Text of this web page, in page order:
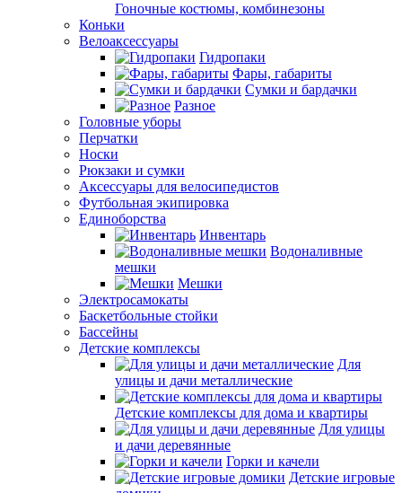
Гоночные костюмы, комбинезоны
Коньки
Велоаксессуары
Гидропаки
Фары, габариты
Сумки и бардачки
Разное
Головные уборы
Перчатки
Носки
Рюкзаки и сумки
Аксессуары для велосипедистов
Футбольная экипировка
Единоборства
Инвентарь
Водоналивные
мешки
Мешки
Электросамокаты
Баскетбольные стойки
Бассейны
Детские комплексы
Для
улицы и дачи металлические
Детские комплексы для дома и квартиры
Для улицы
и дачи деревянные
Горки и качели
Детские игровые